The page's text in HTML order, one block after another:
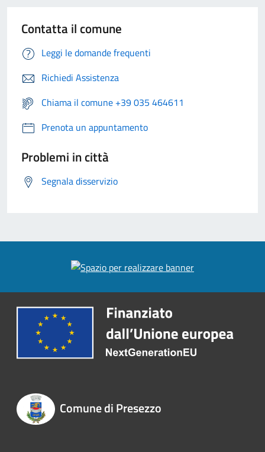
Contatta il comune
Leggi le domande frequenti
Richiedi Assistenza
Chiama il comune +39 035 464611
Prenota un appuntamento
Problemi in città
Segnala disservizio
Comune di Presezzo